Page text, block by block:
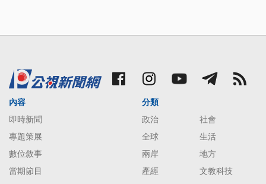
內容
即時新聞
專題策展
數位敘事
當期節目
分類
政治
社會
全球
生活
兩岸
地方
產經
文教科技